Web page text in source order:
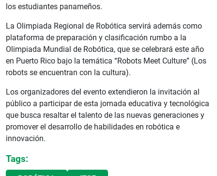
los estudiantes panameños.
La Olimpiada Regional de Robótica servirá además como
plataforma de preparación y clasificación rumbo a la
Olimpiada Mundial de Robótica, que se celebrará este año
en Puerto Rico bajo la temática “Robots Meet Culture” (Los
robots se encuentran con la cultura).
Los organizadores del evento extendieron la invitación al
público a participar de esta jornada educativa y tecnológica
que busca resaltar el talento de las nuevas generaciones y
promover el desarrollo de habilidades en robótica e
innovación.
Tags: